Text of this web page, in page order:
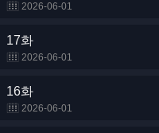
2026-06-01
17화
2026-06-01
16화
2026-06-01